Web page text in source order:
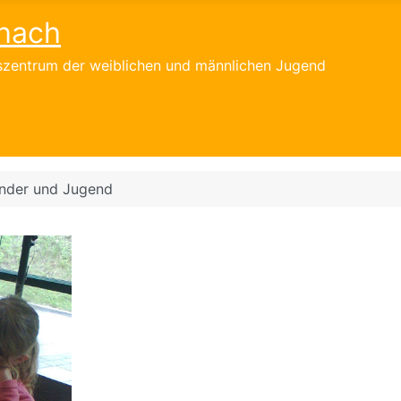
der weiblichen und männlichen Jugend
und Jugend